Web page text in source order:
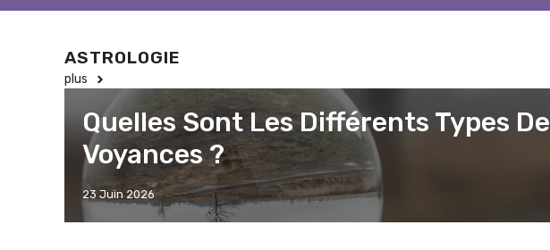
ASTROLOGIE
plus
Quelles Sont Les Différents Types De
Voyances ?
23 Juin 2026